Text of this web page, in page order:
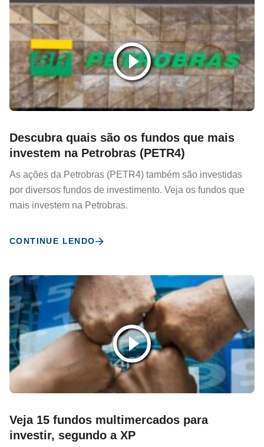
Descubra quais são os fundos que mais
investem na Petrobras (PETR4)
As ações da Petrobras (PETR4) também são investidas
por diversos fundos de investimento. Veja os fundos que
mais investem na Petrobras.
CONTINUE LENDO
Veja 15 fundos multimercados para
investir, segundo a XP